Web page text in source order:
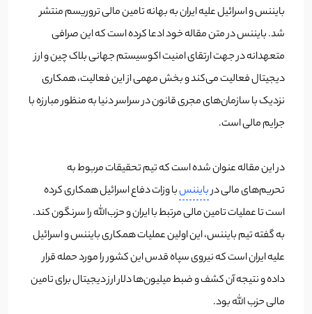
بایننس و اسرائیل علیه ایران به بهانه تامین مالی تروریسم منتشر
شد. بایننس در متن مقاله خود ادعا کرده است که این صرافی
متعهدانه در جهت ارتقای امنیت اکوسیستم جهانی بلاک چین و ارز
دیجیتال فعالیت می‌کند و بخش مهمی از این فعالیت، همکاری
نزدیک با سازمان‌های مجری قانون در سراسر دنیا به منظور مبارزه با
جرایم مالی است.
در این مقاله عنوان شده است که تیم تحقیقات مربوط به
تحریم‌های مالی دربایننسبا وزات دفاع اسرائیل همکاری کرده
است تا عملیات تامین مالی مرتبط با ایران و حزب‌الله را سرنگون کند.
به گفته تیم بایننس، این اولین عملیات همکاری بایننس و اسرائیل
علیه ایران است که نیروی سپاه قدس این کشور را مورد حمله قرار
داده و نتیجه آن کشف و ضبط میلیون‌ها دلار ارز دیجیتال برای تامین
مالی حزب الله بود.